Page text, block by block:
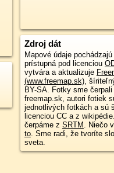
Zdroj dát
Mapové údaje pochádzajú
prístupná pod licenciou
vytvára a aktualizuje
(www.freemap.sk),
BY-SA. Fotky sme
freemap.sk, autori fotiek
jednotlivých fotkách a sú
licenciou CC a z
čerpáme z SRTM . Niečo
to. Sme radi, že tvoríte
sveta.